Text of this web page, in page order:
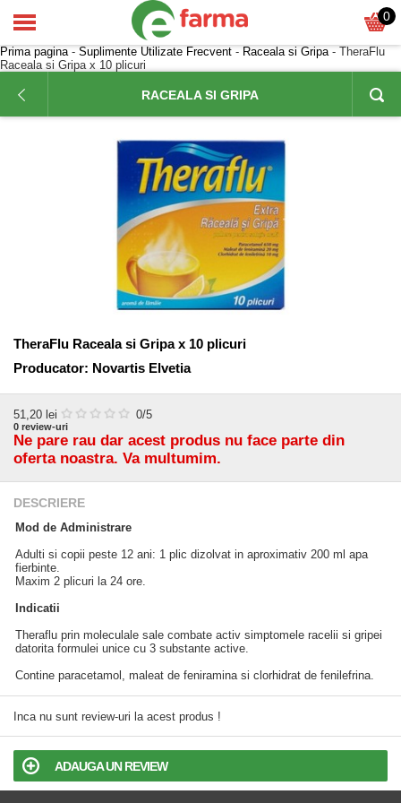
0
Prima pagina- Suplimente Utilizate Frecvent - Raceala si Gripa- TheraFlu
Raceala si Gripa x 10 plicuri
RACEALA SI GRIPA
TheraFlu Raceala si Gripa x 10 plicuri
Producator: Novartis Elvetia
51,20 lei 0/5
0 review-uri
Ne pare rau dar acest produs nu face parte din
oferta noastra. Va multumim.
DESCRIERE
Mod de Administrare
Adulti si copii peste 12 ani: 1 plic dizolvat in aproximativ 200 ml apa
fierbinte.
Maxim 2 plicuri la 24 ore.
Indicatii
Theraflu prin moleculale sale combate activ simptomele racelii si gripei
datorita formulei unice cu 3 substante active.
Contine paracetamol, maleat de feniramina si clorhidrat de fenilefrina.
Inca nu sunt review-uri la acest produs !
ADAUGA UN REVIEW